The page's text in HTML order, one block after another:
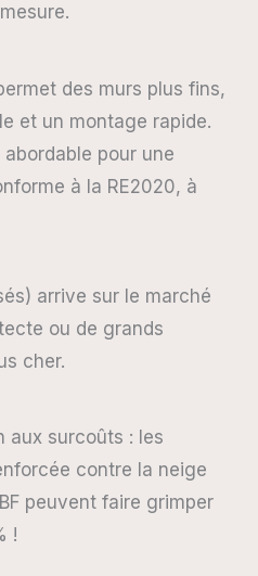
des murs plus fins,
et un montage rapide.
abordable pour une
à la RE2020, à
arrive sur le marché
ou de grands
cher.
aux surcoûts : les
contre la neige
peuvent faire grimper
!